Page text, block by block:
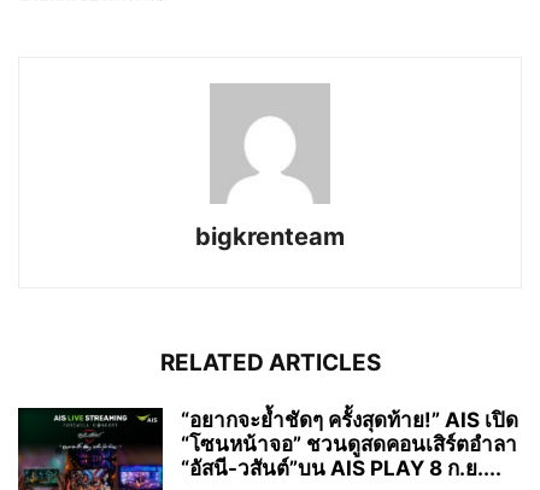
bigkrenteam
RELATED ARTICLES
“อยากจะย้ำชัดๆ ครั้งสุดท้าย!” AIS เปิด
“โซนหน้าจอ” ชวนดูสดคอนเสิร์ตอำลา
“อัสนี-วสันต์”บน AIS PLAY 8 ก.ย....